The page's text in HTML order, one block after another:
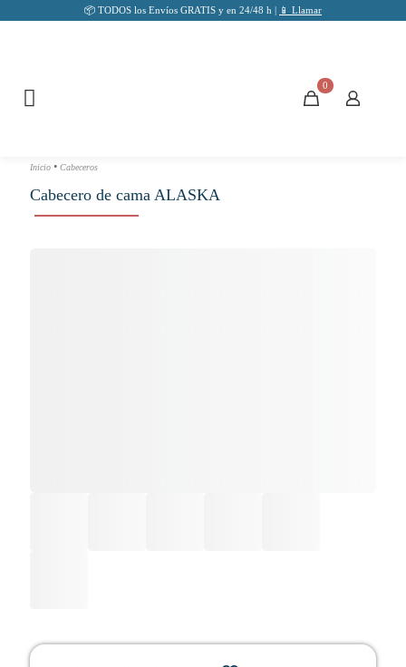
📦 TODOS los Envíos GRATIS y en 24/48 h | 📱 Llamar
0
Inicio • Cabeceros
Cabecero de cama ALASKA